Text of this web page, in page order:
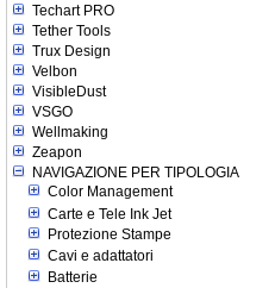
Techart PRO
Tether Tools
Trux Design
Velbon
VisibleDust
VSGO
Wellmaking
Zeapon
NAVIGAZIONE PER TIPOLOGIA
Color Management
Carte e Tele Ink Jet
Protezione Stampe
Cavi e adattatori
Batterie